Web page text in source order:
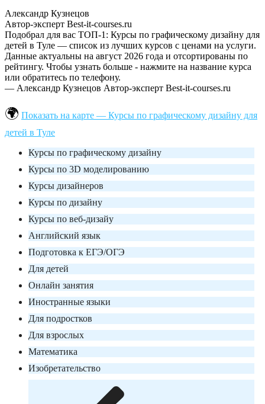
Александр Кузнецов
Автор-эксперт Best-it-courses.ru
Подобрал для вас ТОП-1: Курсы по графическому дизайну для
детей в Туле — список из лучших курсов с ценами на услуги.
Данные актуальны на август 2026 года и отсортированы по
рейтингу. Чтобы узнать больше - нажмите на название курса
или обратитесь по телефону.
— Александр Кузнецов Автор-эксперт Best-it-courses.ru
Показать на карте — Курсы по графическому дизайну для
детей в Туле
Курсы по графическому дизайну
Курсы по 3D моделированию
Курсы дизайнеров
Курсы по дизайну
Курсы по веб-дизайу
Английский язык
Подготовка к ЕГЭ/ОГЭ
Для детей
Онлайн занятия
Иностранные языки
Для подростков
Для взрослых
Математика
Изобретательство